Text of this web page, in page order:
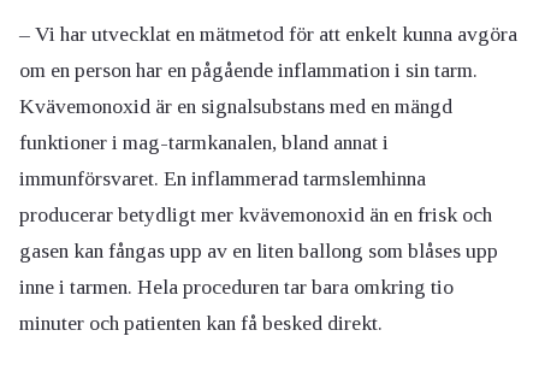
– Vi har utvecklat en mätmetod för att enkelt kunna avgöra
om en person har en pågående inflammation i sin tarm.
Kvävemonoxid är en signalsubstans med en mängd
funktioner i mag-tarmkanalen, bland annat i
immunförsvaret. En inflammerad tarmslemhinna
producerar betydligt mer kvävemonoxid än en frisk och
gasen kan fångas upp av en liten ballong som blåses upp
inne i tarmen. Hela proceduren tar bara omkring tio
minuter och patienten kan få besked direkt.